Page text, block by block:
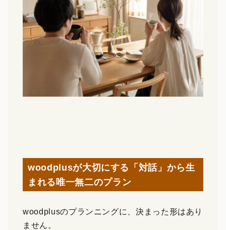
woodplusが大切にする「対話」から生
まれる唯一無二のプラン
woodplusのプランニングに、決まった形はあり
ません。